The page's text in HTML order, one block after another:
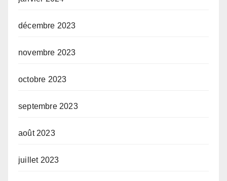
décembre 2023
novembre 2023
octobre 2023
septembre 2023
août 2023
juillet 2023